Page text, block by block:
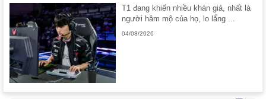
T1 đang khiến nhiều khán giả, nhất là
người hâm mộ của họ, lo lắng ...
04/08/2026